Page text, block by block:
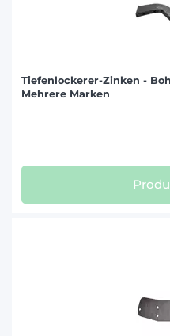
Tiefenlockerer-Zinken -
Mehrere Marken